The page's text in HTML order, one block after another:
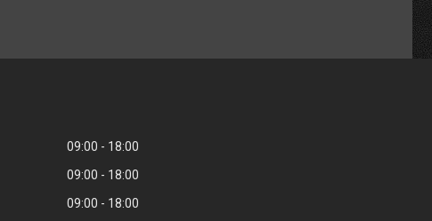
09:00
18:00
09:00
18:00
09:00
18:00